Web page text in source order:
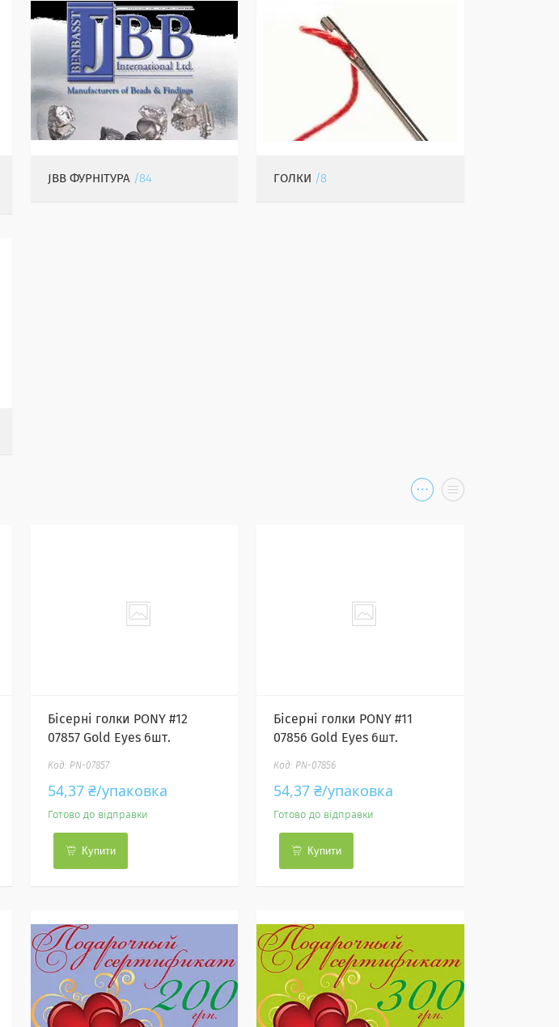
JBB ФУРНІТУРА 84 ГОЛКИ 8
Бісерні голки PONY #12
07857 Gold Eyes 6шт.
PN-07857
54,37 ₴/упаковка
Готово до відправки
Купити
Бісерні голки PONY #11
07856 Gold Eyes 6шт.
PN-07856
54,37 ₴/упаковка
Готово до відправки
Купити